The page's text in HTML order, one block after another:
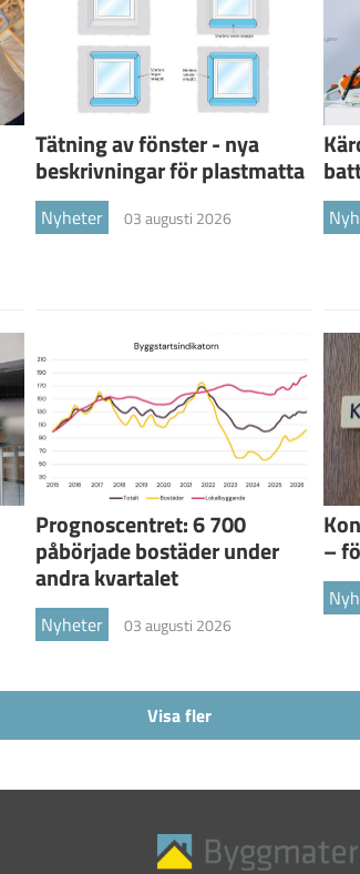
Tätning av fönster - nya
beskrivningar för plastmatta
Nyheter 03 augusti 2026
Prognoscentret: 6 700
påbörjade bostäder under
andra kvartalet
Nyheter 03 augusti 2026
–
Visa fler